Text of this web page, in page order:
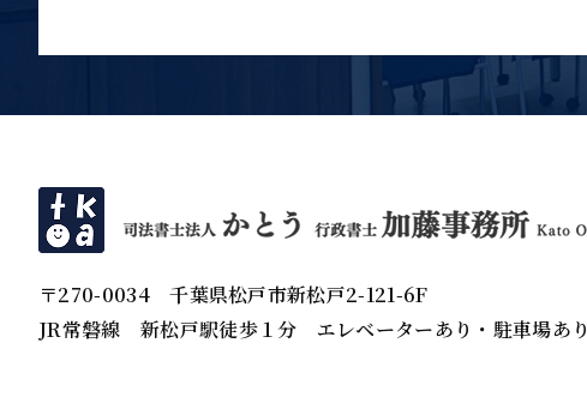
〒270-0034千葉県松戸市新松戸2-121-6F
JR常磐線 新松戸駅徒歩１分 エレベーターあり・駐車場あり